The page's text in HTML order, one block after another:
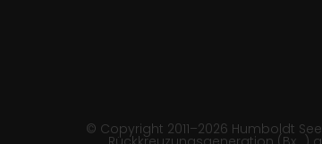
© Copyright 2011–2026 Humboldt